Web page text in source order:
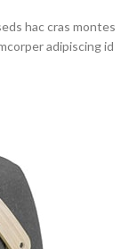
hac cras montes
adipiscing id